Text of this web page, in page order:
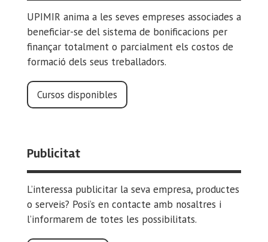
UPIMIR anima a les seves empreses associades a
beneficiar-se del sistema de bonificacions per
finançar totalment o parcialment els costos de
formació dels seus treballadors.
Cursos disponibles
Publicitat
L’interessa publicitar la seva empresa, productes
o serveis? Posi’s en contacte amb nosaltres i
l’informarem de totes les possibilitats.